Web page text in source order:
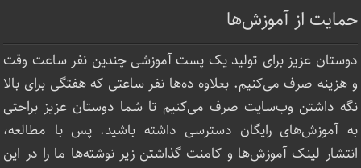
حمایت از آموزش‌ها
دوستان عزیز برای تولید یک پست آموزشی چندین نفر ساعت‌ وقت
و هزینه صرف می‌کنیم. بعلاوه ده‌ها نفر ساعتی که هفتگی برای بالا
نگه داشتن وب‌سایت صرف ‌می‌کنیم تا شما دوستان عزیز براحتی
به آموزش‌های رایگان دسترسی داشته باشید. پس با مطالعه،
انتشار لینک‌ آموزش‌ها و کامنت گذاشتن زیر نوشته‌‌ها ما را در این